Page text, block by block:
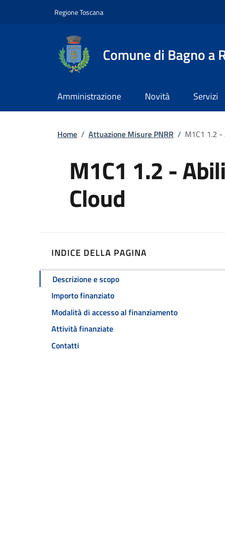
Regione ToscanaSlim top
Comune di Bagno a
Amministrazione Novità Servizi
Briciole di pane
Home / Attuazione Misure PNRR / M1C1 1.2
M1C1 1.2 -
Cloud
INDICE DELLA PAGINA
Descrizione e scopo
Importo finanziato
Modalità di accesso al finanziamento
Attività finanziate
Contatti